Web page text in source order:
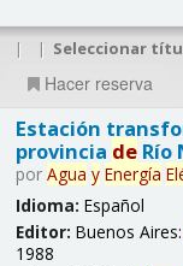
| | Seleccionar
Hacer reserva
Estación
provincia deRío
por Agua y Energía
Idioma: Español
Editor: Buenos Aires:
1988